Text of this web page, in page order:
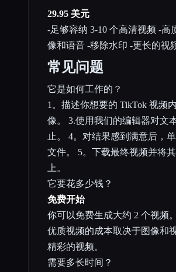
29.95 美元
-足够容纳 3-10 个高清视频 -高
像和语音 -移除水印 -更长的视
常见问题
它是如何工作的？
1。描述你想要的 TikTok 视频
像。 3.使用我们的编辑器对文
止。 4。对结果感到满意后，
文件。 5。下载最终视频并将其
上。
它要花多少钱？
免费开始
你可以免费生成大约 2 个视频。
优质视频的成本取决于图像和
精彩的视频。
需要多长时间？